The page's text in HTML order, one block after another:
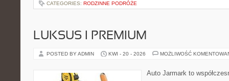
CATEGORIES: RODZINNE PODRÓŻE
LUKSUS I PREMIUM
POSTED BY ADMIN KWI - 20 - 2026 MOŻLIWOŚĆ
Auto Jarmark to